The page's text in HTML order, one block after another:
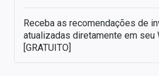
Receba as recomendações de
atualizadas diretamente em seu
[GRATUITO]